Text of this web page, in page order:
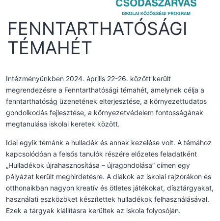
FENNTARTHATÓSÁGI
TÉMAHÉT
Intézményünkben 2024. április 22-26. között került
megrendezésre a Fenntarthatósági témahét, amelynek célja a
fenntarthatóság üzenetének elterjesztése, a környezettudatos
gondolkodás fejlesztése, a környezetvédelem fontosságának
megtanulása iskolai keretek között.
Idei egyik témánk a hulladék és annak kezelése volt. A témához
kapcsolódóan a felsős tanulók részére előzetes feladatként
„Hulladékok újrahasznosítása – újragondolása” címen egy
pályázat került meghirdetésre. A diákok az iskolai rajzórákon és
otthonaikban nagyon kreatív és ötletes játékokat, dísztárgyakat,
használati eszközöket készítettek hulladékok felhasználásával.
Ezek a tárgyak kiállításra kerültek az iskola folyosóján.